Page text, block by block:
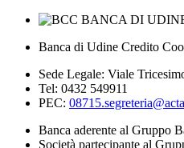
Banca di Udine Credito
Sede Legale: Viale
Tel: 0432 549911
PEC:
Banca aderente al Gruppo
Società partecipante al